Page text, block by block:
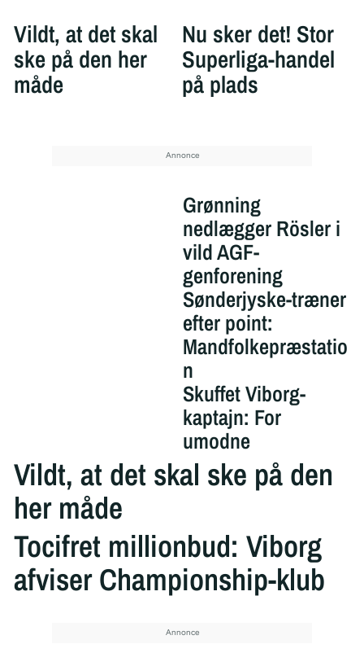
Vildt, at det skal
ske på den her
måde
Nu sker det! Stor
Superliga-handel
på plads
Grønning
nedlægger Rösler i
vild AGF-
genforening
Sønderjyske-træner
efter point:
Mandfolkepræstatio
n
Skuffet Viborg-
kaptajn: For
umodne
Vildt, at det skal ske på den
her måde
Tocifret millionbud: Viborg
afviser Championship-klub